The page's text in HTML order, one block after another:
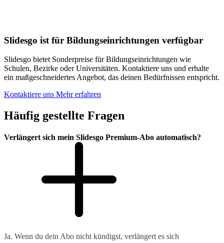
Slidesgo ist für Bildungseinrichtungen verfügbar
Slidesgo bietet Sonderpreise für Bildungseinrichtungen wie
Schulen, Bezirke oder Universitäten. Kontaktiere uns und erhalte
ein maßgeschneidertes Angebot, das deinen Bedürfnissen entspricht.
Kontaktiere uns Mehr erfahren
Häufig gestellte Fragen
Verlängert sich mein Slidesgo Premium-Abo automatisch?
Ja. Wenn du dein Abo nicht kündigst, verlängert es sich